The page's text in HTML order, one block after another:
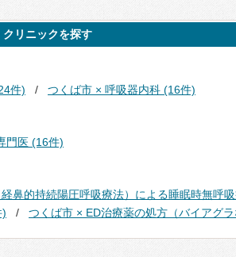
リニックを探す
件)
つくば市 × 呼吸器内科 (16件)
門医 (16件)
鼻的持続陽圧呼吸療法）による睡眠時無呼
)
つくば市 × ED治療薬の処方（バイアグ